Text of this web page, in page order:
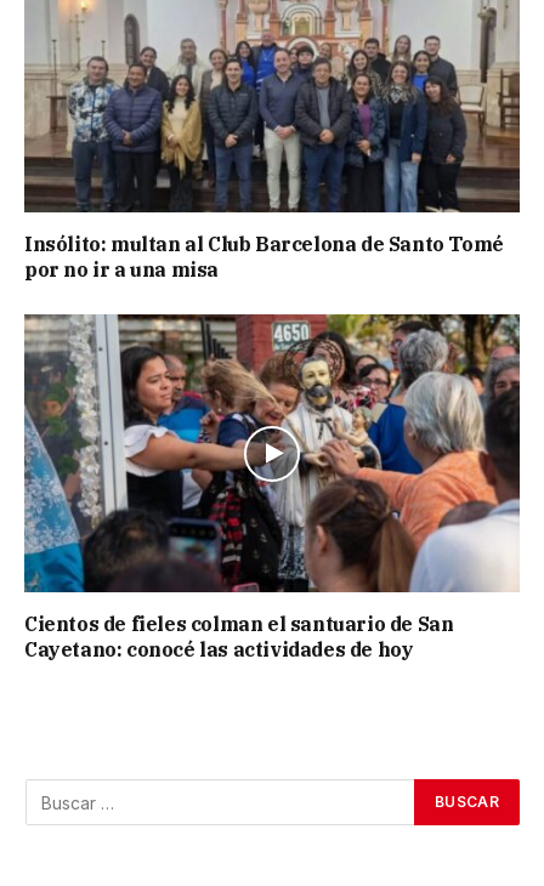
Insólito: multan al Club Barcelona de Santo Tomé
por no ir a una misa
Cientos de fieles colman el santuario de San
Cayetano: conocé las actividades de hoy